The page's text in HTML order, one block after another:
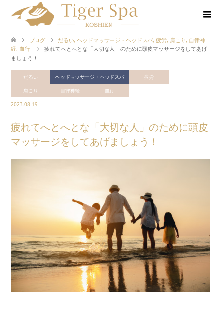
ブログ だるい, ヘッドマッサージ・ヘッドスパ, 疲労, 肩こり , 自律神
経, 血行
疲れてへとへとな「大切な人」のために頭皮マッサージをしてあげ
ましょう！
だるい ヘッドマッサージ・ヘッドスパ
疲労
肩こり
自律神経
血行
2023.08.19
疲れてへとへとな「大切な人」のために頭皮
マッサージをしてあげましょう！